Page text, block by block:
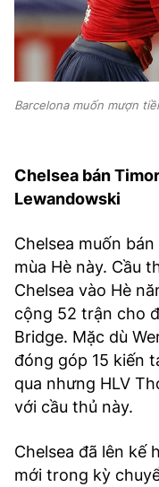
Barcelona muốn mượn
Chelsea bán
Lewandowski
Chelsea muốn
mùa Hè này. Cầu
Chelsea vào Hè
cộng 52 trận cho
Bridge. Mặc dù
đóng góp 15 kiến
qua nhưng HLV
với cầu thủ này.
Chelsea đã lên kế
mới trong kỳ